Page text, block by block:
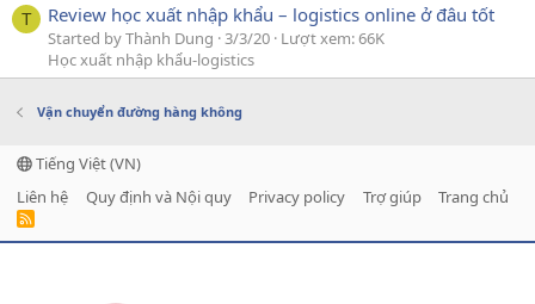
T Review học xuất nhập khẩu – logistics online ở đâu tốt
Started by Thành Dung 3/3/20 Lượt xem: 66K
Học xuất nhập khẩu-logistics
Vận chuyển đường hàng không
Tiếng Việt (VN)
Liên hệ
Quy định và Nội quy Privacy policy Trợ giúp Trang chủ
R